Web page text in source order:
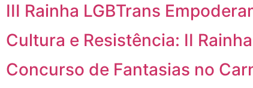
III Rainha LGBTrans
Cultura e Resistência: II
Concurso de Fantasias no